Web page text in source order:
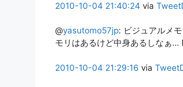
2010-10-04 21:40:24 via
@yasutomo57jp: ビジュアルメ
モリはあるけど中身あるしなぁ…
2010-10-04 21:29:16 via